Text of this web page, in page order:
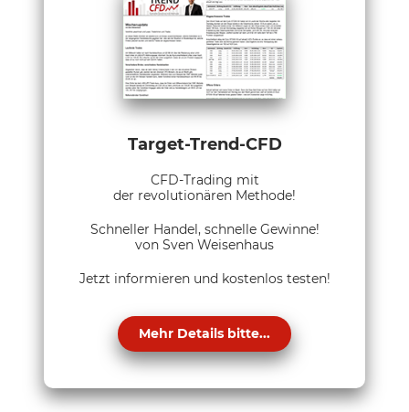
Target-Trend-CFD
CFD-Trading mit
der revolutionären Methode!
Schneller Handel, schnelle Gewinne!
von Sven Weisenhaus
Jetzt informieren und kostenlos testen!
Mehr Details bitte...